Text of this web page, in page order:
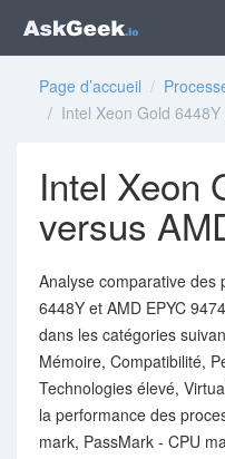
Page d’accueil /
/ Intel Xeon Gold 6448Y
Intel Xeon
versus
Analyse comparative des
6448Y et AMD EPYC
dans les catégories
Mémoire, Compatibilité,
Technologies élevé,
la performance des
mark, PassMark - CPU